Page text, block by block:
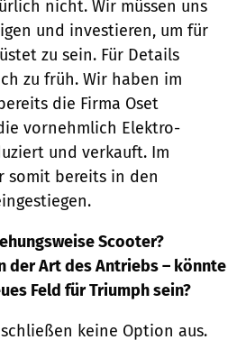
nicht. Wir müssen uns
und investieren, um für
zu sein. Für Details
zu früh. Wir haben im
die Firma Oset
vornehmlich Elektro-
und verkauft. Im
somit bereits in den
Scooter?
der Art des Antriebs – könnte
Feld für Triumph sein?
keine Option aus.